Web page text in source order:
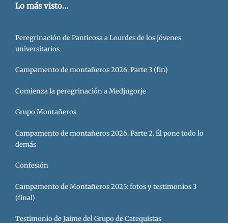
Lo más visto...
Peregrinación de Panticosa a Lourdes de los jóvenes
universitarios
Campamento de montañeros 2026. Parte 3 (fin)
Comienza la peregrinación a Medjugorje
Grupo Montañeros
Campamento de montañeros 2026. Parte 2. Él pone todo lo
demás
Confesión
Campamento de Montañeros 2025: fotos y testimonios 3
(final)
Testimonio de Jaime del Grupo de Catequistas